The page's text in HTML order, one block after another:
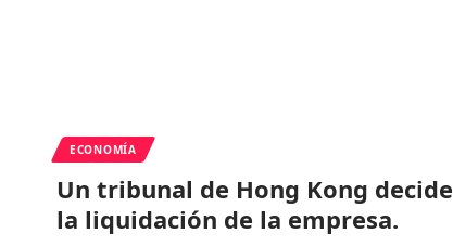
ECONOMÍA
Un tribunal de Hong Kong decide
la liquidación de la empresa.